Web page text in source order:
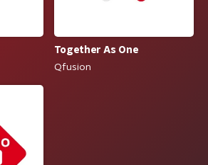
Together As One
Qfusion